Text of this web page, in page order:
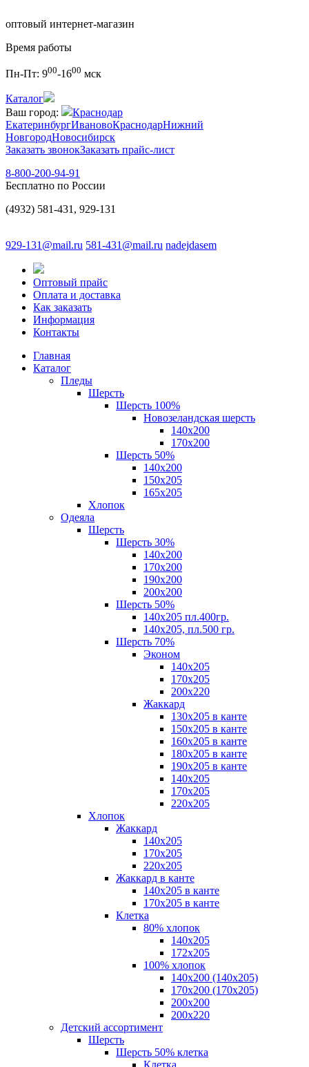
оптовый интернет-магазин
Время работы
Пн-Пт: 900-1600 мск
Каталог
Ваш город:
Краснодар
ЕкатеринбургИвановоКраснодарНижний
НовгородНовосибирск
Заказать звонокЗаказать прайс-лист
8-800-200-94-91
Бесплатно по России
(4932) 581-431, 929-131
929-131@mail.ru 581-431@mail.ru nadejdasem
Оптовый прайс
Оплата и доставка
Как заказать
Информация
Контакты
Главная
Каталог
Пледы
Шерсть
Шерсть 100%
Новозеландская шерсть
140х200
170x200
Шерсть 50%
140x200
150х205
165х205
Хлопок
Одеяла
Шерсть
Шерсть 30%
140х200
170х200
190х200
200х200
Шерсть 50%
140х205 пл.400гр.
140х205, пл.500 гр.
Шерсть 70%
Эконом
140х205
170х205
200х220
Жаккард
130х205 в канте
150х205 в канте
160х205 в канте
180х205 в канте
190х205 в канте
140х205
170х205
220х205
Хлопок
Жаккард
140x205
170х205
220х205
Жаккард в канте
140х205 в канте
170х205 в канте
Клетка
80% хлопок
140x205
172х205
100% хлопок
140x200 (140х205)
170x200 (170х205)
200х200
200х220
Детский ассортимент
Шерсть
Шерсть 50% клетка